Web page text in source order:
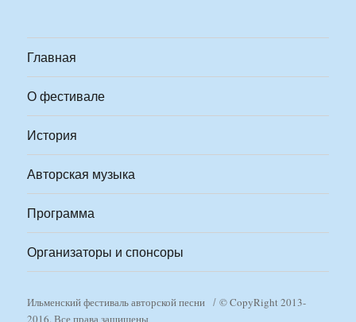
Главная
О фестивале
История
Авторская музыка
Программа
Организаторы и спонсоры
Ильменский фестиваль авторской песни
© CopyRight 2013-
2016. Все права защищены